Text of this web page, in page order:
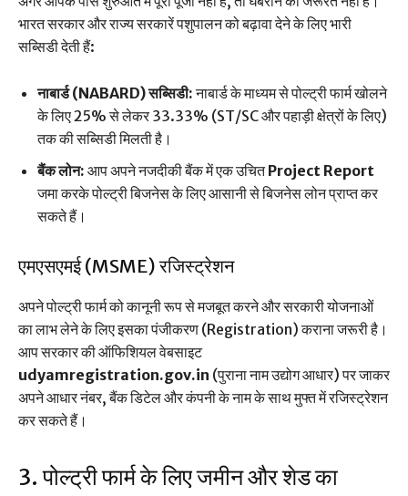
भारत सरकार और राज्य सरकारें पशुपालन को बढ़ावा देने के लिए भारी
सब्सिडी देती हैं:
नाबार्ड (NABARD) सब्सिडी:नाबार्ड के माध्यम से पोल्ट्री फार्म खोलने
के लिए 25% से लेकर 33.33% (ST/SC और पहाड़ी क्षेत्रों के लिए)
तक की सब्सिडी मिलती है।
बैंक लोन: आप अपने नजदीकी बैंक में एक उचितProject Report
जमा करके पोल्ट्री बिजनेस के लिए आसानी से बिजनेस लोन प्राप्त कर
सकते हैं।
एमएसएमई (MSME) रजिस्ट्रेशन
अपने पोल्ट्री फार्म को कानूनी रूप से मजबूत करने और सरकारी योजनाओं
का लाभ लेने के लिए इसका पंजीकरण (Registration) कराना जरूरी है।
आप सरकार की ऑफिशियल वेबसाइट
udyamregistration.gov.in (पुराना नाम उद्योग आधार) पर जाकर
अपने आधार नंबर, बैंक डिटेल और कंपनी के नाम के साथ मुफ्त में रजिस्ट्रेशन
कर सकते हैं।
3. पोल्ट्री फार्म के लिए जमीन और शेड का